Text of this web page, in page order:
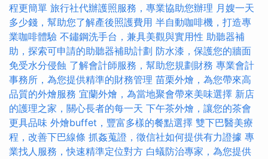
程更簡單 旅行社代辦護照服務，專業協助您辦理 月嫂一天
多少錢，幫助您了解產後照護費用 半自動咖啡機，打造專
業咖啡體驗 不鏽鋼洗手台，兼具美觀與實用性 助聽器補
助，探索可申請的助聽器補助計劃 防水漆，保護您的牆面
免受水分侵蝕 了解會計師服務，幫助您規劃財務 專業會計
事務所，為您提供精準的財務管理 苗栗外燴，為您帶來高
品質的外燴服務 宜蘭外燴，為當地聚會帶來美味選擇 新店
的護理之家，關心長者的每一天 下午茶外燴，讓您的茶會
更具品味 外燴buffet，豐富多樣的餐點選擇 雙下巴醫美療
程，改善下巴線條 抓姦蒐證，徵信社如何提供有力證據 專
業找人服務，快速精準定位對方 白蟻防治專家，為您提供